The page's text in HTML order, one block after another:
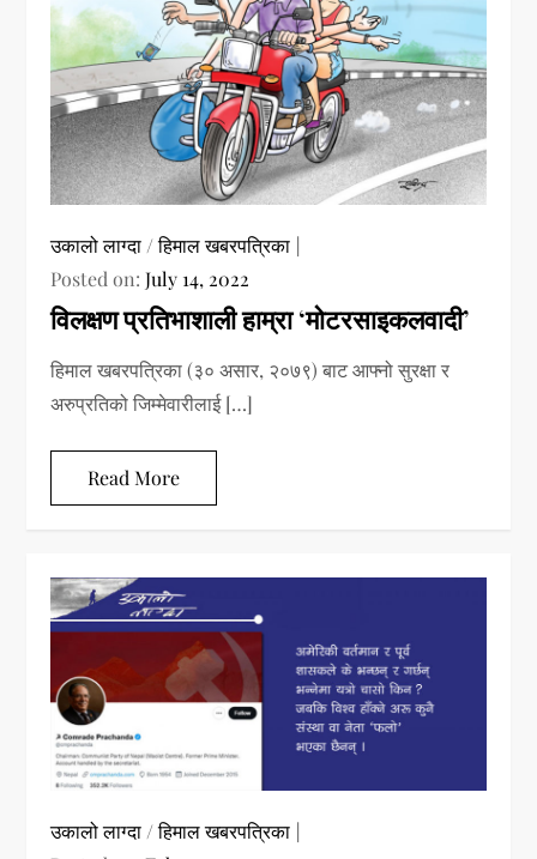
उकालो लाग्दा/हिमाल खबरपत्रिका
Posted on:July 14, 2022
विलक्षण प्रतिभाशाली हाम्रा ‘मोटरसाइकलवादी’
हिमाल खबरपत्रिका (३० असार, २०७९) बाट आफ्नो सुरक्षा र
अरुप्रतिको जिम्मेवारीलाई […]
Read More
उकालो लाग्दा /हिमाल खबरपत्रिका